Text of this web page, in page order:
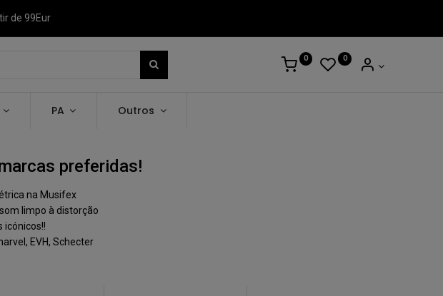
de 99Eur
0 0
PA Outros
preferidas!
na Musifex
limpo à distorção
icónicos!!
EVH, Schecter